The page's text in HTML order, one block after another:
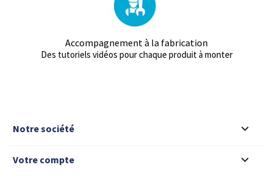
Accompagnement à la fabrication
Des tutoriels vidéos pour chaque produit à monter
Notre société 
Votre compte 